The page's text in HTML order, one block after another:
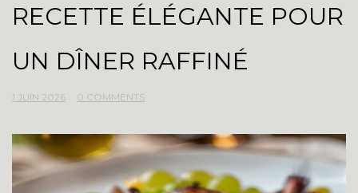
RECETTE ÉLÉGANTE POUR
UN DÎNER RAFFINÉ
1 JUIN 2026 0 COMMENTS